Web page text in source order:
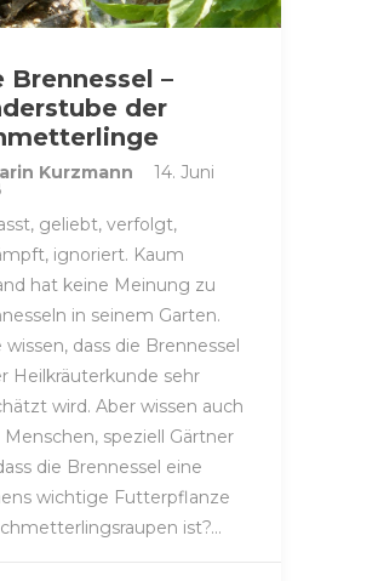
Brennessel –
der
Kurzmann 14. Juni
geliebt, verfolgt,
ignoriert. Kaum
hat keine Meinung zu
in seinem Garten.
wissen, dass die Brennessel
Heilkräuterkunde sehr
wird. Aber wissen auch
Menschen, speziell Gärtner
die Brennessel eine
wichtige Futterpflanze
ist?…